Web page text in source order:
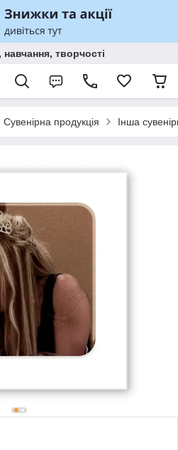
творчості
Сувенірна продукція Інша